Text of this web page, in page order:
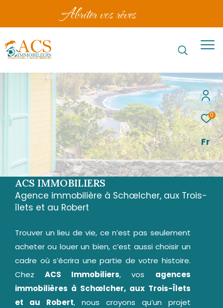
abriter vos rêves
0
Fr
ACS IMMOBILIERS
Agence immobilière à Schœlcher, aux Trois-
îlets et au Robert
Trouver un lieu de vie, ce n’est pas seulement
acheter ou louer un bien, c’est aussi choisir un
cadre où s’écrira une partie de votre histoire.
ChezACS Immobiliers, vos agences
immobilières à Schœlcher, aux Trois-Îlets
et au Robert, nous croyons qu’un projet